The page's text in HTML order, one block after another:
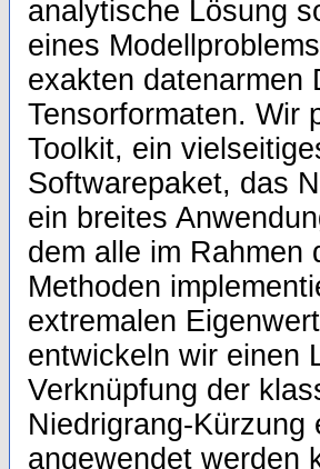
analytische Lösung
eines
exakten datenarmen
Tensorformaten. Wir
Toolkit, ein
Softwarepaket, das
ein breites
dem alle im Rahmen
Methoden
extremalen
entwickeln wir einen
Verknüpfung der
Niedrigrang-
angewendet werden